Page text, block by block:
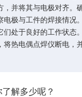
将其与电极对齐。
与工件的焊接情况
于良好的工作状态
电偶点焊仪断电，
解多少呢？